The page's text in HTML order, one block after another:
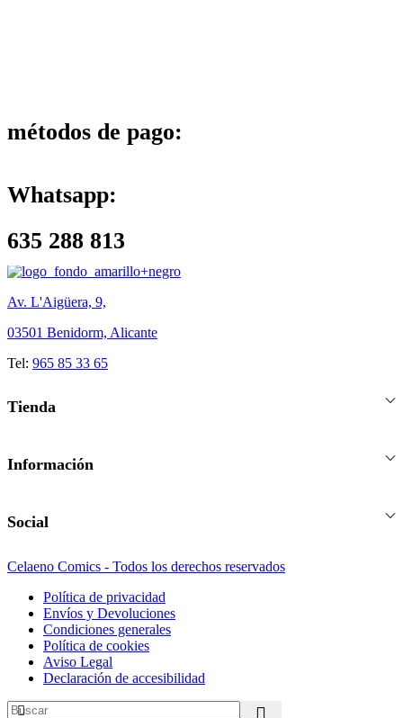
métodos de pago:
Whatsapp:
635 288 813
Av. L'Aigüera, 9,
03501 Benidorm, Alicante
Tel: 965 85 33 65
Tienda
Información
Social
Celaeno Comics - Todos los derechos reservados
Política de privacidad
Envíos y Devoluciones
Condiciones generales
Política de cookies
Aviso Legal
Declaración de accesibilidad